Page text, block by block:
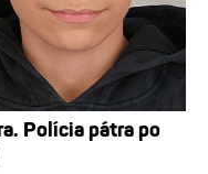
Polícia pátra po